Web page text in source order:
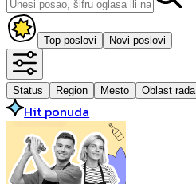
Top poslovi Novi poslovi
Status Region Mesto Oblast rada
Hit ponuda